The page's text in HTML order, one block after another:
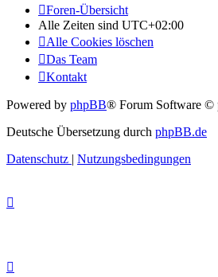
Foren-Übersicht
Alle Zeiten sind UTC+02:00
Alle Cookies löschen
Das Team
Kontakt
Powered by phpBB® Forum Software ©
Deutsche Übersetzung durch phpBB.de
Datenschutz | Nutzungsbedingungen